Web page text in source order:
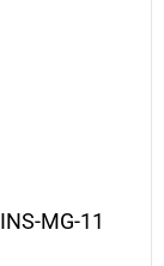
MG-11